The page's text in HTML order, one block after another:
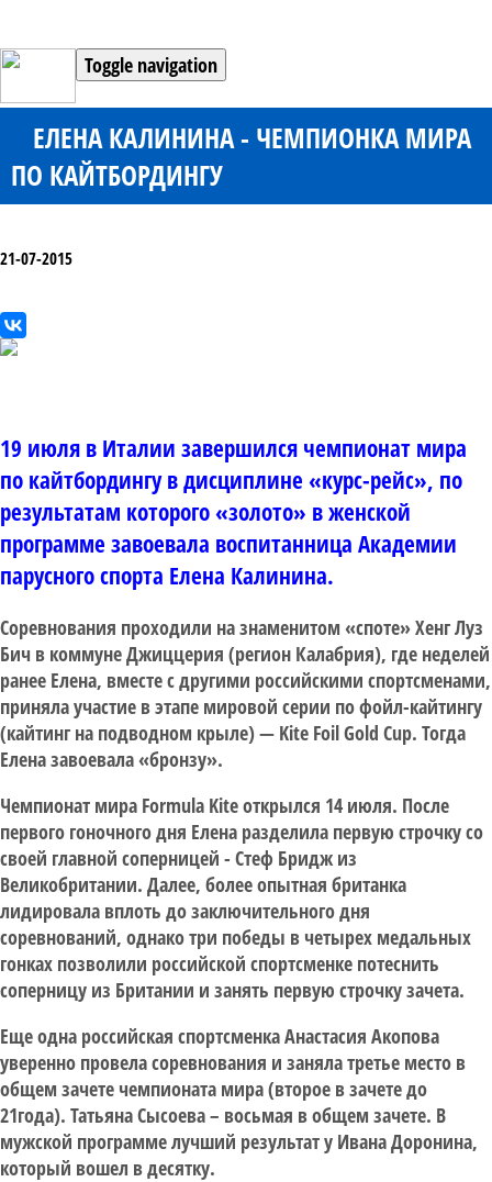
Toggle navigation
ЕЛЕНА КАЛИНИНА - ЧЕМПИОНКА МИРА
ПО КАЙТБОРДИНГУ
21-07-2015
19 июля в Италии завершился чемпионат мира
по кайтбордингу в дисциплине «курс-рейс», по
результатам которого «золото» в женской
программе завоевала воспитанница Академии
парусного спорта Елена Калинина.
Соревнования проходили на знаменитом «споте» Хенг Луз
Бич в коммуне Джиццерия (регион Калабрия), где неделей
ранее Елена, вместе с другими российскими спортсменами,
приняла участие в этапе мировой серии по фойл-кайтингу
(кайтинг на подводном крыле) — Kite Foil Gold Cup. Тогда
Елена завоевала «бронзу».
Чемпионат мира Formula Kite открылся 14 июля. После
первого гоночного дня Елена разделила первую строчку со
своей главной соперницей - Стеф Бридж из
Великобритании. Далее, более опытная британка
лидировала вплоть до заключительного дня
соревнований, однако три победы в четырех медальных
гонках позволили российской спортсменке потеснить
соперницу из Британии и занять первую строчку зачета.
Еще одна российская спортсменка Анастасия Акопова
уверенно провела соревнования и заняла третье место в
общем зачете чемпионата мира (второе в зачете до
21года). Татьяна Сысоева – восьмая в общем зачете. В
мужской программе лучший результат у Ивана Доронина,
который вошел в десятку.